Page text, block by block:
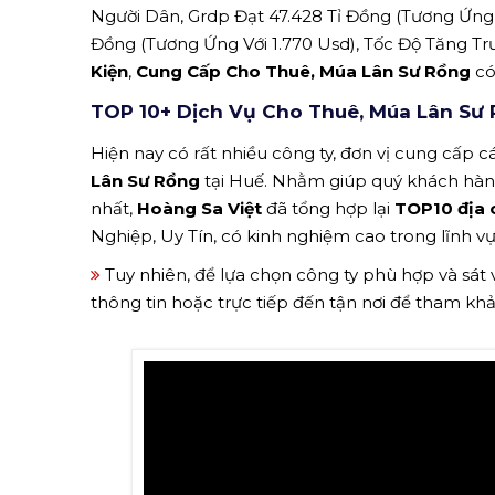
Người Dân, Grdp Đạt 47.428 Tỉ Đồng (Tương
Đồng (Tương Ứng Với 1.770 Usd), Tốc Độ Tăng
Kiện, Cung Cấp Cho Thuê, Múa Lân Sư Rồng
TOP 10+ Dịch Vụ Cho Thuê, Múa Lân Sư
Hiện nay có rất nhiều công ty, đơn vị cung cấp
Lân Sư Rồng tại Huế. Nhằm giúp quý khách
nhất, Hoàng Sa Việt đã tổng hợp lại TOP10 địa
Nghiệp, Uy Tín, có kinh nghiệm cao trong lĩnh
Tuy nhiên, để lựa chọn công ty phù hợp và
thông tin hoặc trực tiếp đến tận nơi để tham